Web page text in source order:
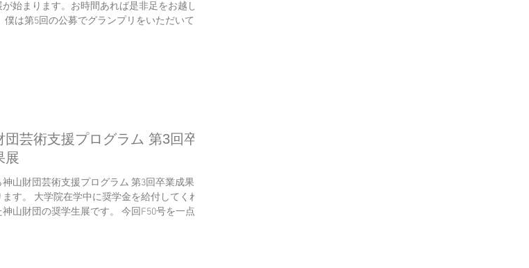
始まります。お時間あれば是非足をお越しく
僕は第5回の公募でグランプリをいただいてお
団芸術支援プログラム 第3回卒
展
山財団芸術支援プログラム 第3回卒業成果展
学金を給付してくれて
団の奨学生展です。 今回F50号を一点出